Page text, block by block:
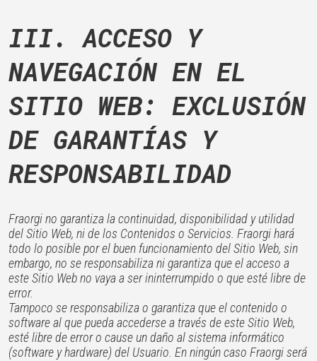
III. ACCESO Y
NAVEGACIÓN EN EL
SITIO WEB: EXCLUSIÓN
DE GARANTÍAS Y
RESPONSABILIDAD
Fraorgi no garantiza la continuidad, disponibilidad y utilidad
del Sitio Web, ni de los Contenidos o Servicios. Fraorgi hará
todo lo posible por el buen funcionamiento del Sitio Web, sin
embargo, no se responsabiliza ni garantiza que el acceso a
este Sitio Web no vaya a ser ininterrumpido o que esté libre de
error.
Tampoco se responsabiliza o garantiza que el contenido o
software al que pueda accederse a través de este Sitio Web,
esté libre de error o cause un daño al sistema informático
(software y hardware) del Usuario. En ningún caso Fraorgi será